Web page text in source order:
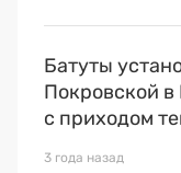
Батуты
Покровской
с приходом
3 года назад